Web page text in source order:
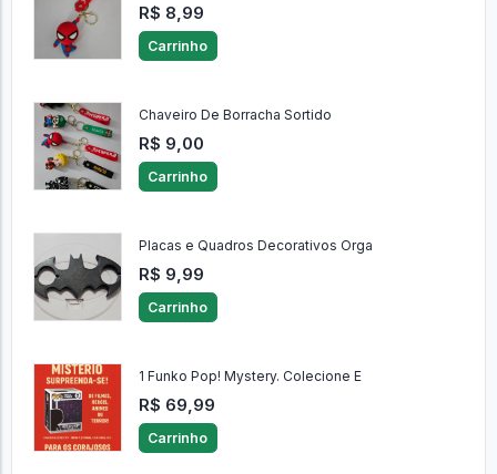
R$ 8,99
Carrinho
Chaveiro De Borracha Sortido
R$ 9,00
Carrinho
Placas e Quadros Decorativos Orga
R$ 9,99
Carrinho
1 Funko Pop! Mystery. Colecione E
R$ 69,99
Carrinho